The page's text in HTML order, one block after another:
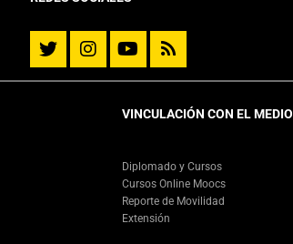
VINCULACIÓN CON EL MEDIO
Diplomado y Cursos
Cursos Online Moocs
Reporte de Movilidad
Extensión